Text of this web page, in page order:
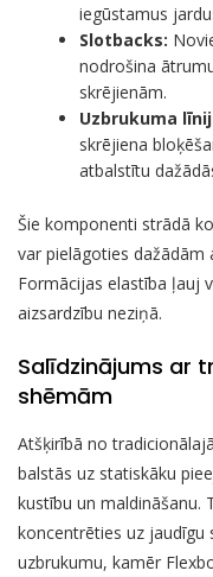
iegūstamus
Slotbacks:
nodrošina
skrējienām.
Uzbrukuma
skrējiena
atbalstītu
Šie komponenti strādā
var pielāgoties dažādām
Formācijas elastība ļauj
aizsardzību neziņā.
Salīdzinājums ar
shēmām
Atšķirībā no
balstās uz statiskāku
kustību un maldināšanu.
koncentrēties uz jaudīgu
uzbrukumu, kamēr